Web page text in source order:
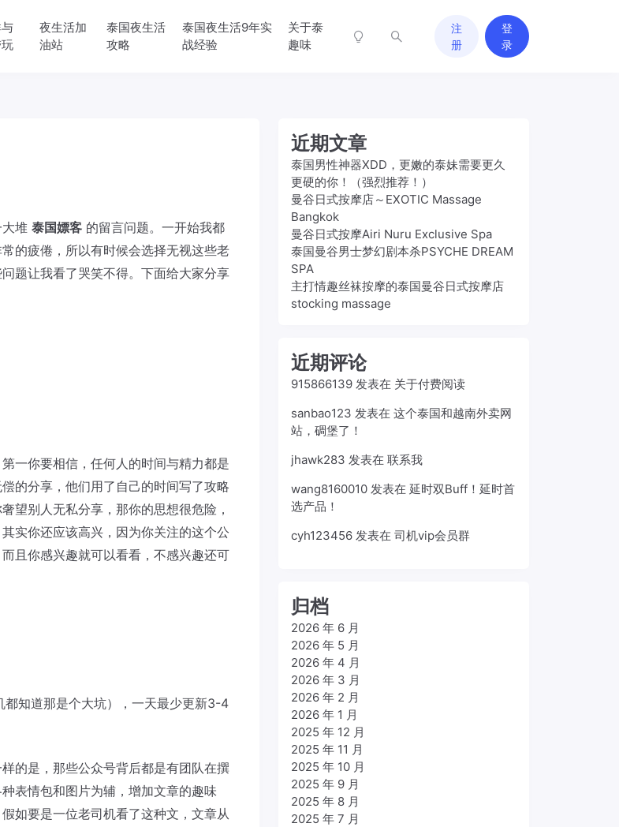
夜生活加
油站
泰国夜生活
攻略
泰国夜生活9年实
战经验
关于泰
趣味
注
册
登
录
堆 泰国嫖客 的留言问题。一开始我都
的疲倦，所以有时候会选择无视这些老
题让我看了哭笑不得。下面给大家分享
一你要相信，任何人的时间与精力都是
的分享，他们用了自己的时间写了攻略
望别人无私分享，那你的思想很危险，
实你还应该高兴，因为你关注的这个公
且你感兴趣就可以看看，不感兴趣还可
都知道那是个大坑），一天最少更新3-4
的是，那些公众号背后都是有团队在撰
表情包和图片为辅，增加文章的趣味
如要是一位老司机看了这种文，文章从
近期文章
泰国男性神器XDD，更嫩的泰妹需要更久
更硬的你！（强烈推荐！）
曼谷日式按摩店～EXOTIC Massage
Bangkok
曼谷日式按摩Airi Nuru Exclusive Spa
泰国曼谷男士梦幻剧本杀PSYCHE DREAM
SPA
主打情趣丝袜按摩的泰国曼谷日式按摩店
stocking massage
近期评论
915866139 发表在 关于付费阅读
sanbao123 发表在 这个泰国和越南外卖网
站，碉堡了！
jhawk283 发表在 联系我
wang8160010 发表在 延时双Buff！延时首
选产品！
cyh123456 发表在 司机vip会员群
归档
2026 年 6 月
2026 年 5 月
2026 年 4 月
2026 年 3 月
2026 年 2 月
2026 年 1 月
2025 年 12 月
2025 年 11 月
2025 年 10 月
2025 年 9 月
2025 年 8 月
2025 年 7 月